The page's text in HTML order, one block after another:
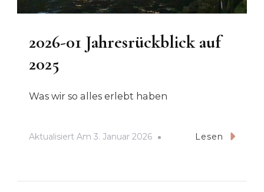
2026-01 Jahresrückblick auf
2025
Was wir so alles erlebt haben
Aktualisiert Am 3. Januar 2026 Lesen